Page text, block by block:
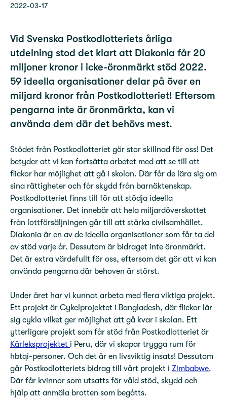
2022-03-17
Vid Svenska Postkodlotteriets årliga
utdelning stod det klart att Diakonia får 20
miljoner kronor i icke-öronmärkt stöd 2022.
59 ideella organisationer delar på över en
miljard kronor från Postkodlotteriet! Eftersom
pengarna inte är öronmärkta, kan vi
använda dem där det behövs mest.
Stödet från Postkodlotteriet gör stor skillnad för oss! Det
betyder att vi kan fortsätta arbetet med att se till att
flickor har möjlighet att gå i skolan. Där får de lära sig om
sina rättigheter och får skydd från barnäktenskap.
Postkodlotteriet finns till för att stödja ideella
organisationer. Det innebär att hela miljardöverskottet
från lottförsäljningen går till att stärka civilsamhället.
Diakonia är en av de ideella organisationer som får ta del
av stöd varje år. Dessutom är bidraget inte öronmärkt.
Det är extra värdefullt för oss, eftersom det gör att vi kan
använda pengarna där behoven är störst.
Under året har vi kunnat arbeta med flera viktiga projekt.
Ett projekt är Cykelprojektet i Bangladesh, där flickor lär
sig cykla vilket ger möjlighet att gå kvar i skolan. Ett
ytterligare projekt som får stöd från Postkodlotteriet är
Kärleksprojektet i Peru, där vi skapar trygga rum för
hbtqi-personer. Och det är en livsviktig insats! Dessutom
går Postkodlotteriets bidrag till vårt projekt i Zimbabwe.
Där får kvinnor som utsatts för våld stöd, skydd och
hjälp att anmäla brotten som begåtts.